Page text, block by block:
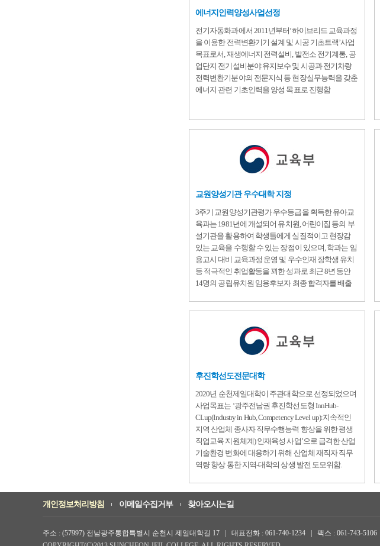
에너지인력양성사업선정
전기자동화과에서 2011년부터‘하이브리드 교육과정
을 이용한 전력변환기기 설계 및 시공 기초트랙’사업
목표로서, 재생에너지 전력설비, 발전소 전기계통, 공
업단지 전기설비분야 유지보수 및 시공과 전기차량
전력변환기분야의 전문지식 등 현장실무능력을 갖춘
에너지 관련 기초인력을 양성 목표로 진행함
교원양성기관 우수대학 지정
3주기 교원양성기관평가 우수등급을 획득한 유아교
육과는 1981년에 개설되어 유치원, 어린이집 등의 부
설기관을 활용하여 학생들에게 실질적이고 현장감
있는 교육을 수행할 수 있는 장점이 있으며, 학과는 임
용고시 대비 교육과정 운영 및 우수인재 장학생 유치
등 적극적인 취업활동을 꾀한 성과로 최근 8년 동안
14명의 공립유치원 임용후보자 최종 합격자를 배출
후진학선도전문대학
2020년 순천제일대학이 주관대학으로 선정되었으며
사업목표는 ‘광주전남권 후진학선도형 InnHub-
CLup(Industry in Hub, Competency Level up):지속적인
지역 산업체 종사자 직무수행능력 향상을 위한 평생
직업교육 지원체계) 인재육성 사업’으로 급격한 산업
기술환경 변화에 대응하기 위해 산업체 재직자 직무
역량 향상 통한 지역-대학의 상생 발전 도모위함.
개인정보처리방침 이메일수집거부 찾아오시는길
주소 : (57997) 전남광주통합특별시 순천시 제일대학길 17 | 대표전화 : 061-740-1234 | 팩스 : 061-743-5106